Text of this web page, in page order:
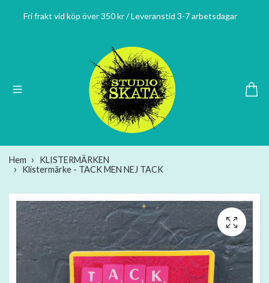
Fri frakt vid köp över 350 kr / Leveranstid 3-7 arbetsdagar
Hem
KLISTERMÄRKEN
Klistermärke - TACK MEN NEJ TACK